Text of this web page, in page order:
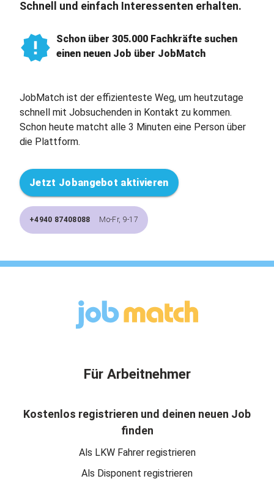
Schnell und einfach Interessenten erhalten.
Schon über 305.000 Fachkräfte suchen
einen neuen Job über JobMatch
JobMatch ist der effizienteste Weg, um heutzutage
schnell mit Jobsuchenden in Kontakt zu kommen.
Schon heute matcht alle 3 Minuten eine Person über
die Plattform.
Jetzt Jobangebot aktivieren
+4940 87408088 Mo-Fr, 9-17
Für Arbeitnehmer
Kostenlos registrieren und deinen neuen Job
finden
Als LKW Fahrer registrieren
Als Disponent registrieren